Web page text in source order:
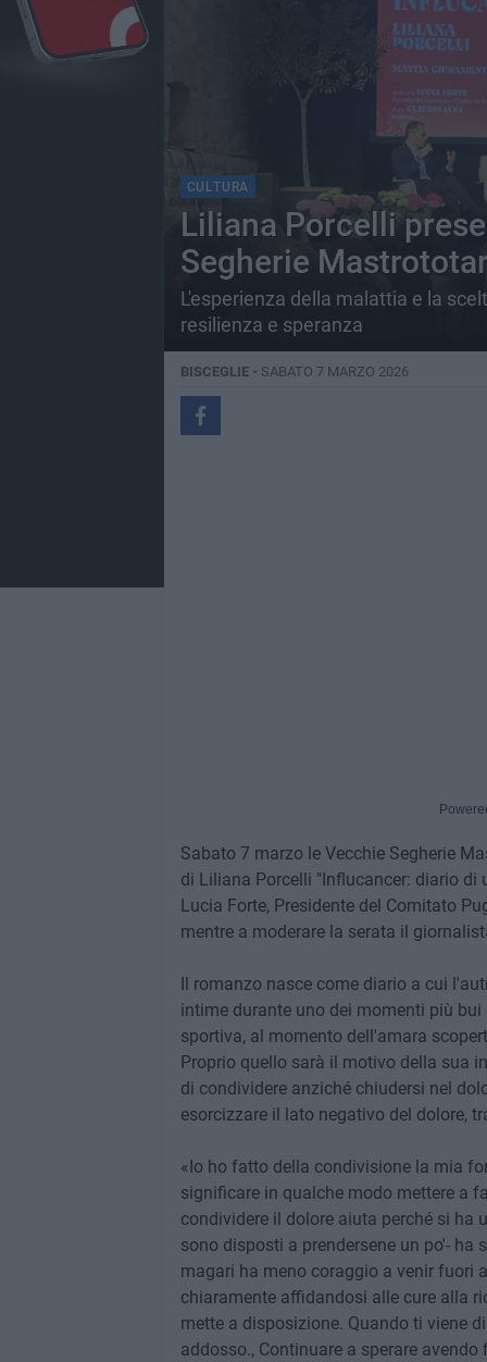
CULTURA
Liliana Porcelli
Segherie
L'esperienza della malattia e la
resilienza e speranza
BISCEGLIE - SABATO 7 MARZO 2026
Sabato 7 marzo le Vecchie Segherie
di Liliana Porcelli "Influcancer: diario di
Lucia Forte, Presidente del Comitato
mentre a moderare la serata il
Il romanzo nasce come diario a cui
intime durante uno dei momenti più
sportiva, al momento dell'amara
Proprio quello sarà il motivo della sua
di condividere anziché chiudersi nel
esorcizzare il lato negativo del dolore,
«Io ho fatto della condivisione la mia
significare in qualche modo mettere a
condividere il dolore aiuta perché si ha
sono disposti a prendersene un po'- ha
magari ha meno coraggio a venir fuori
chiaramente affidandosi alle cure alla
mette a disposizione. Quando ti viene
addosso., Continuare a sperare